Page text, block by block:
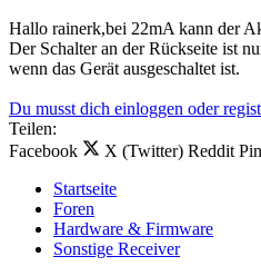
Hallo rainerk,bei 22mA kann der
Der Schalter an der Rückseite ist
wenn das Gerät ausgeschaltet ist.
Du musst dich einloggen oder
Teilen:
Facebook
X (Twitter) Reddit
Startseite
Foren
Hardware & Firmware
Sonstige Receiver